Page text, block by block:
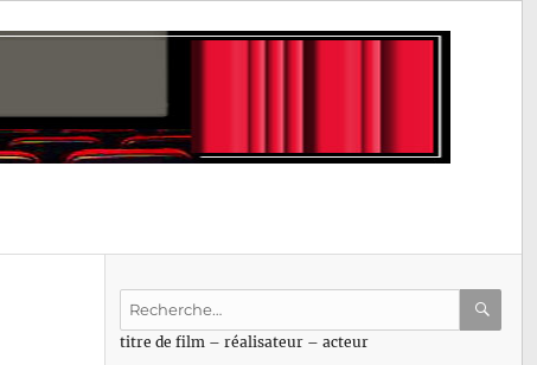
Recherche
:titre de film – réalisateur – acteur